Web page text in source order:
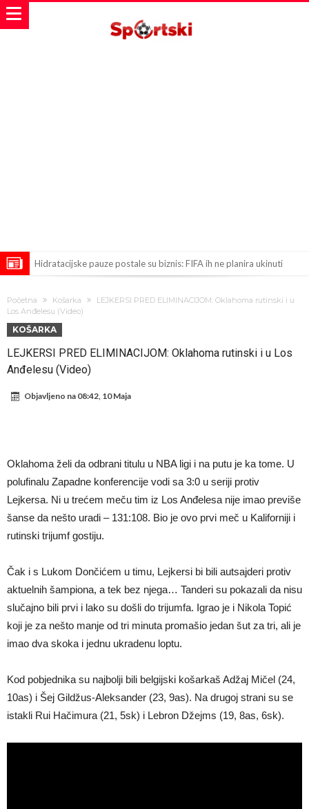
Hidratacijske pauze postale su biznis: FIFA ih ne planira ukinuti
Atletika?!
Ovo se Novaku nikad nije dešavalo: Sinner i Alcaraz odustaju, a
Zverev se odmah “raspao”
Infantino imao ljubavnicu: Isplivale skandalozne informacije, dobila je
novac od UEFA
Mourinho uvodi strogu disciplinu u Real Madrid. Ovo su tri nova
Početna Košarka
LEJKERSI PRED ELIMINACIJOM: Oklahoma rutinski i u
Los Anđelesu (Video)
KOŠARKA
LEJKERSI PRED ELIMINACIJOM: Oklahoma rutinski i u Los
Anđelesu (Video)
Objavljeno na 08:42, 10 Maja
Oklahoma želi da odbrani titulu u NBA ligi i na putu je ka tome. U
polufinalu Zapadne konferencije vodi sa 3:0 u seriji protiv
Lejkersa. Ni u trećem meču tim iz Los Anđelesa nije imao previše
šanse da nešto uradi – 131:108. Bio je ovo prvi meč u Kaliforniji i
rutinski trijumf gostiju.
Čak i s Lukom Dončićem u timu, Lejkersi bi bili autsajderi protiv
aktuelnih šampiona, a tek bez njega… Tanderi su pokazali da nisu
slučajno bili prvi i lako su došli do trijumfa. Igrao je i Nikola Topić
koji je za nešto manje od tri minuta promašio jedan šut za tri, ali je
imao dva skoka i jednu ukradenu loptu.
Kod pobjednika su najbolji bili belgijski košarkaš Adžaj Mičel (24,
10as) i Šej Gildžus-Aleksander (23, 9as). Na drugoj strani su se
istakli Rui Hačimura (21, 5sk) i Lebron Džejms (19, 8as, 6sk).